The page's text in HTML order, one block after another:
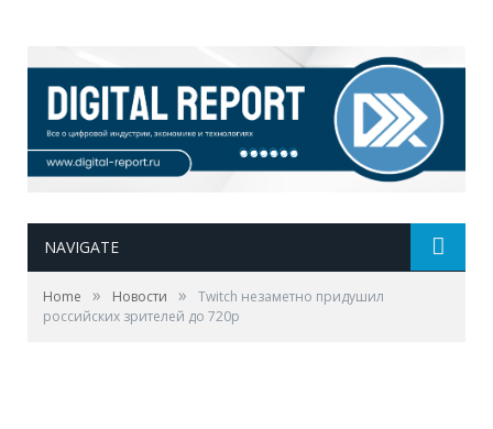
NAVIGATE
Home » Новости »
Twitch незаметно придушил
российских зрителей до 720p